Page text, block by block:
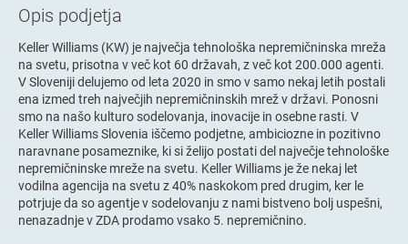
Opis podjetja
Keller Williams (KW) je največja tehnološka nepremičninska mreža
na svetu, prisotna v več kot 60 državah, z več kot 200.000 agenti.
V Sloveniji delujemo od leta 2020 in smo v samo nekaj letih postali
ena izmed treh največjih nepremičninskih mrež v državi. Ponosni
smo na našo kulturo sodelovanja, inovacije in osebne rasti. V
Keller Williams Slovenia iščemo podjetne, ambiciozne in pozitivno
naravnane posameznike, ki si želijo postati del največje tehnološke
nepremičninske mreže na svetu. Keller Williams je že nekaj let
vodilna agencija na svetu z 40% naskokom pred drugim, ker le
potrjuje da so agentje v sodelovanju z nami bistveno bolj uspešni,
nenazadnje v ZDA prodamo vsako 5. nepremičnino.